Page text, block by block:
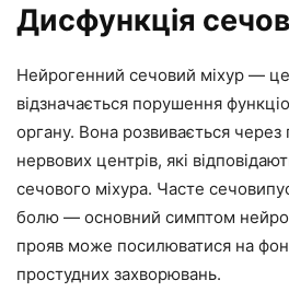
Дисфункція
Нейрогенний сечовий міхур — це
відзначається порушення
органу. Вона розвивається через
нервових центрів, які
сечового міхура. Часте
болю — основний симптом
прояв може посилюватися на
простудних захворювань.